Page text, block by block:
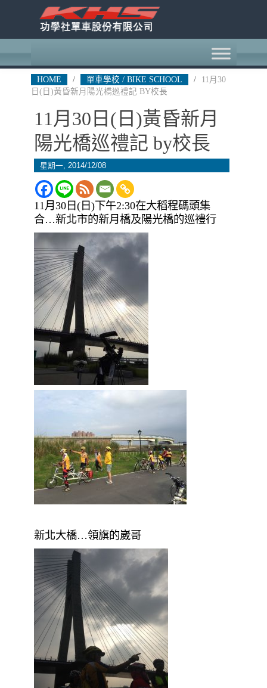
HOME / 單車學校 / BIKE SCHOOL /
11月30
日(日)黃昏新月陽光橋巡禮記 BY校長
11月30日(日)黃昏新月
陽光橋巡禮記 by校長
星期一, 2014/12/08
11月30日(日)下午2:30在大稻程碼頭集
合…新北市的新月橋及陽光橋的巡禮行
新北大橋…領旗的崴哥